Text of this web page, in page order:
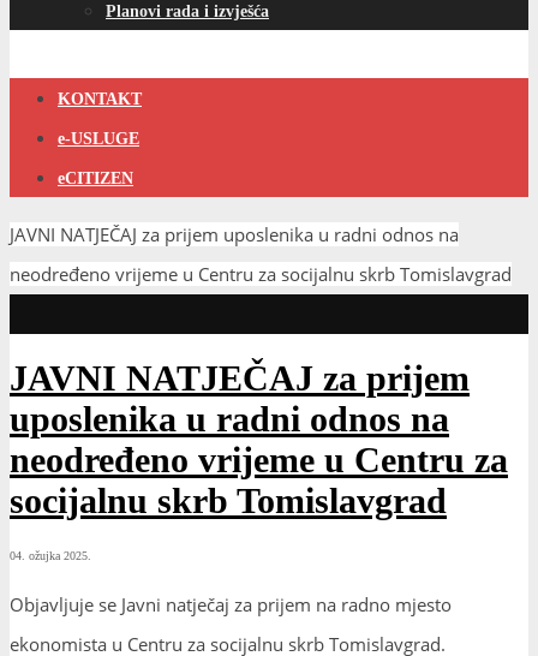
Planovi rada i izvješća
KONTAKT
e-USLUGE
eCITIZEN
JAVNI NATJEČAJ za prijem uposlenika u radni odnos na
neodređeno vrijeme u Centru za socijalnu skrb Tomislavgrad
JAVNI NATJEČAJ za prijem
uposlenika u radni odnos na
neodređeno vrijeme u Centru za
socijalnu skrb Tomislavgrad
04. ožujka 2025.
Objavljuje se Javni natječaj za prijem na radno mjesto
ekonomista u Centru za socijalnu skrb Tomislavgrad.